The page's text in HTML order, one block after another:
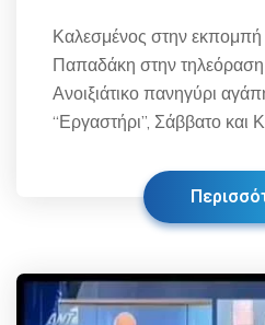
Καλεσμένος στην εκπομπή
Παπαδάκη στην
Ανοιξιάτικο πανηγύρι
“Εργαστήρι”, Σάββατο και